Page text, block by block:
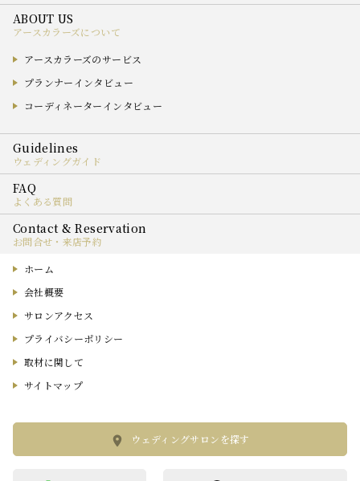
アースカラーズについて
アースカラーズのサービス
プランナーインタビュー
コーディネーターインタビュー
ウェディングガイド
よくある質問
お問合せ・来店予約
ホーム
会社概要
サロンアクセス
プライバシーポリシー
取材に関して
サイトマップ
ウェディングサロンを探す